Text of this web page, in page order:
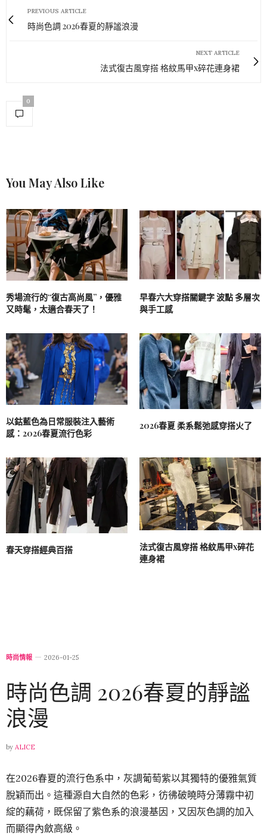
PREVIOUS ARTICLE
時尚色調 2026春夏的靜謐浪漫
NEXT ARTICLE
法式復古風穿搭 格紋馬甲x碎花連身裙
0
You May Also Like
秀場流行的“復古高尚風”，優雅
又時髦，太適合春天了！
早春六大穿搭關鍵字 波點 多層次
與手工感
以鈷藍色為日常服裝注入藝術
感：2026春夏流行色彩
2026春夏 柔系鬆弛感穿搭火了
春天穿搭經典百搭
法式復古風穿搭 格紋馬甲x碎花
連身裙
時尚情報 2026-01-25
時尚色調 2026春夏的靜謐
浪漫
by ALICE
在2026春夏的流行色系中，灰調葡萄紫以其獨特的優雅氣質
脫穎而出。這種源自大自然的色彩，彷彿破曉時分薄霧中初
綻的藕荷，既保留了紫色系的浪漫基因，又因灰色調的加入
而顯得內斂高級。